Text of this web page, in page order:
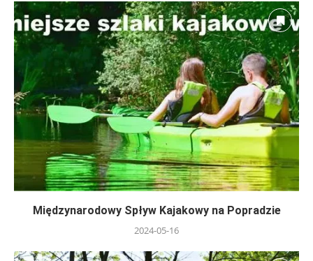
Międzynarodowy Spływ Kajakowy na Popradzie
2024-05-16